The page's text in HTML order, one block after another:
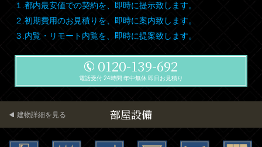
１.都内最安値での契約を、即時に提示致します。
２.初期費用のお見積りを、即時に案内致します。
３.内覧・リモート内覧を、即時に提案致します。
0120-139-692
電話受付 24時間 年中無休 即日お見積り
部屋設備
建物詳細を見る